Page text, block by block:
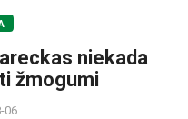
niekada
žmogumi
06